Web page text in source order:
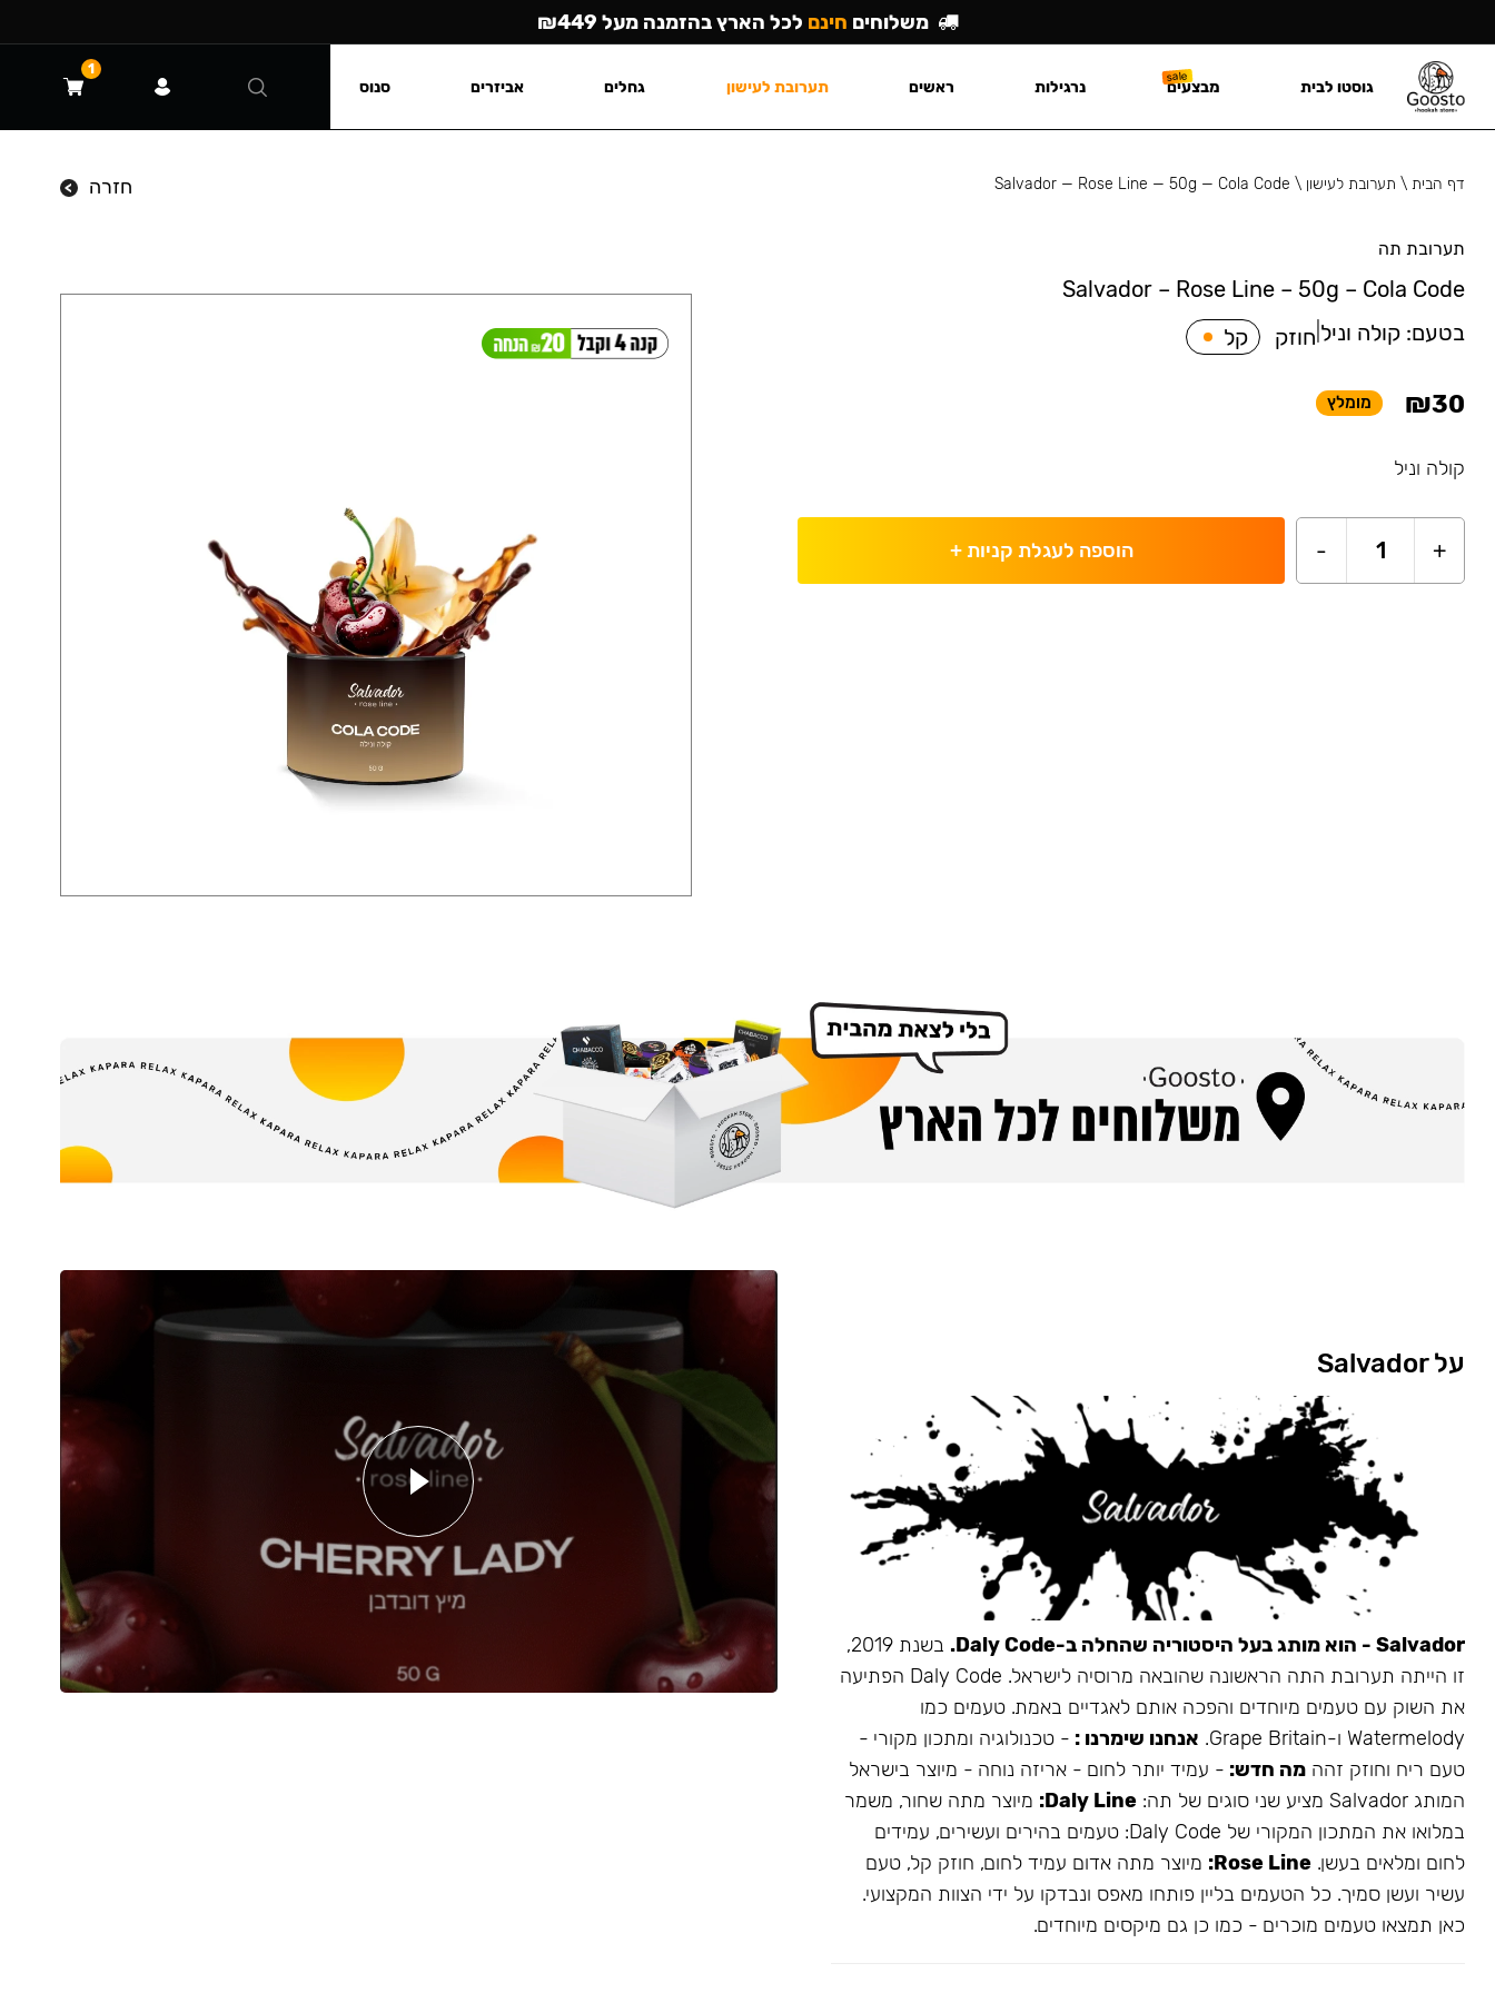
דף הבית\ תערובת לעישון \
Salvador — Rose Line — 50g — Cola Code חזרה
תערובת תה
Salvador – Rose Line – 50g – Cola Code
בטעם: קולה וניל חוזק קל
₪30 מומלץ
קולה וניל
+
1
- הוספה לעגלת קניות+
על Salvador
Salvador - הוא מותג בעל היסטוריה שהחלה ב-Daly Code.
בשנת 2019,
זו הייתה תערובת התה הראשונה שהובאה מרוסיה לישראל. Daly Code הפתיעה
את השוק עם טעמים מיוחדים והפכה אותם לאגדיים באמת. טעמים כמו
Watermelody ו-Grape Britain.
אנחנו שימרנו : - טכנולוגיה ומתכון מקורי -
טעם ריח וחוזק זהה מה חדש: - עמיד יותר לחום - אריזה נוחה - מיוצר בישראל
המותג Salvador מציע שני סוגים של תה:
Daly Line: מיוצר מתה שחור, משמר
במלואו את המתכון המקורי של Daly Code: טעמים בהירים ועשירים, עמידים
לחום ומלאים בעשן. Rose Line: מיוצר מתה אדום עמיד לחום, חוזק קל, טעם
עשיר ועשן סמיך. כל הטעמים בליין פותחו מאפס ונבדקו על ידי הצוות המקצועי.
כאן תמצאו טעמים מוכרים - כמו כן גם מיקסים מיוחדים.
משלוחים חינם לכל הארץ בהזמנה מעל ₪449
גוסטו לבית מבצעים נרגילות ראשים תערובת לעישון גחלים אביזרים סנוס
1